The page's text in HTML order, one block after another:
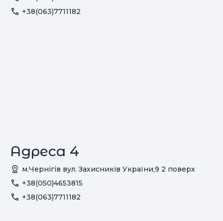
+38(063)7711182
Адреса 4
м.Чернігів вул. Захисників України,9 2 поверх
+38(050)4653815
+38(063)7711182